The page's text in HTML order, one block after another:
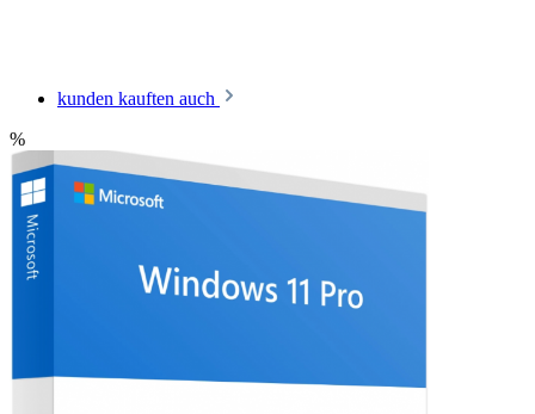
kunden kauften auch
%